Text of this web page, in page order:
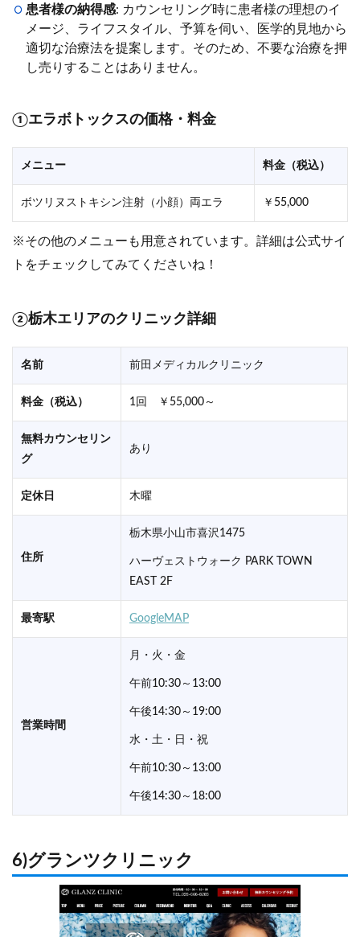
患者様の納得感: カウンセリング時に患者様の理想のイ
メージ、ライフスタイル、予算を伺い、医学的見地から
適切な治療法を提案します。そのため、不要な治療を押
し売りすることはありません。
①エラボトックスの価格・料金
メニュー 料金（税込）
ボツリヌストキシン注射（小顔）両エラ ￥55,000
※その他のメニューも用意されています。詳細は公式サイ
トをチェックしてみてくださいね！
②栃木エリアのクリニック詳細
名前 前田メディカルクリニック
料金（税込） 1回 ￥55,000～
無料カウンセリン
グ
あり
定休日 木曜
住所
栃木県小山市喜沢1475
ハーヴェストウォーク PARK TOWN
EAST 2F
最寄駅 GoogleMAP
営業時間
月・火・金
午前10:30～13:00
午後14:30～19:00
水・土・日・祝
午前10:30～13:00
午後14:30～18:00
6)グランツクリニック